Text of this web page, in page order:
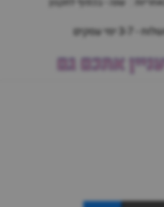
ימי עסקים
אתכם גם